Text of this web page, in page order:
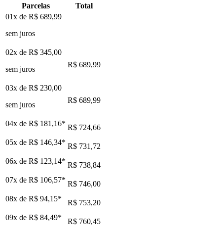
Parcelas
Total
01x de R$ 689,99
sem juros
02x de R$ 345,00
sem juros
R$ 689,99
03x de R$ 230,00
sem juros
R$ 689,99
04x de R$ 181,16* R$ 724,66
05x de R$ 146,34* R$ 731,72
06x de R$ 123,14* R$ 738,84
07x de R$ 106,57* R$ 746,00
08x de R$ 94,15*
R$ 753,20
09x de R$ 84,49*
R$ 760,45